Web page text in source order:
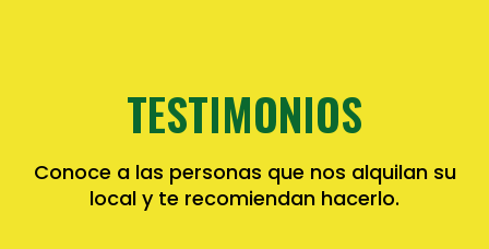
TESTIMONIOS
Conoce a las personas que nos alquilan su
local y te recomiendan hacerlo.